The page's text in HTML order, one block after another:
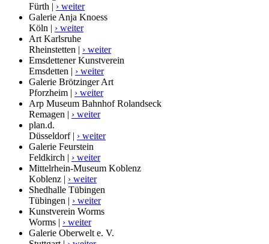
Fürth | › weiter
Galerie Anja Knoess
Köln | › weiter
Art Karlsruhe
Rheinstetten | › weiter
Emsdettener Kunstverein
Emsdetten | › weiter
Galerie Brötzinger Art
Pforzheim | › weiter
Arp Museum Bahnhof Rolandseck
Remagen | › weiter
plan.d.
Düsseldorf | › weiter
Galerie Feurstein
Feldkirch | › weiter
Mittelrhein-Museum Koblenz
Koblenz | › weiter
Shedhalle Tübingen
Tübingen | › weiter
Kunstverein Worms
Worms | › weiter
Galerie Oberwelt e. V.